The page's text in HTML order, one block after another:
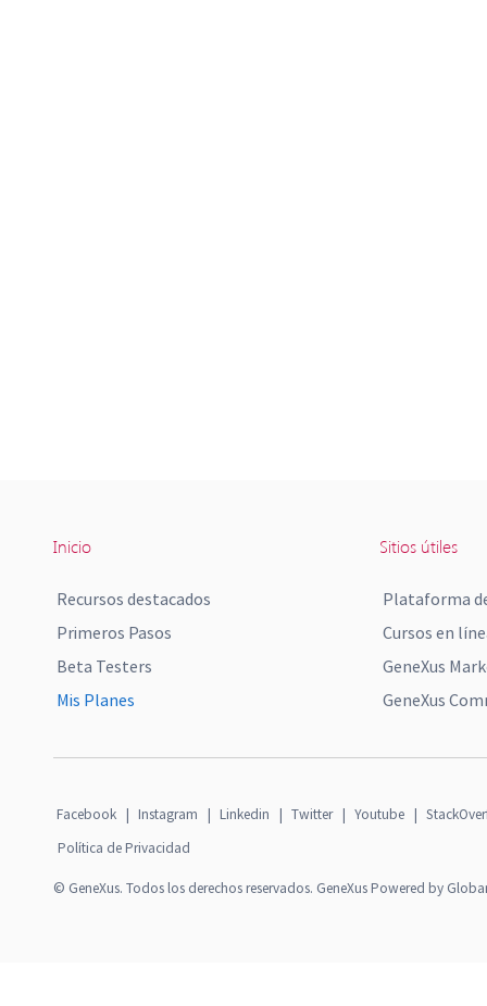
Inicio
Recursos destacados
Primeros Pasos
Beta Testers
Mis Planes
Sitios útiles
Plataforma
Cursos en
GeneXus
GeneXus
Facebook | Instagram | Linkedin | Twitter | Youtube |
Política de Privacidad
© GeneXus. Todos los derechos reservados. GeneXus Powered by